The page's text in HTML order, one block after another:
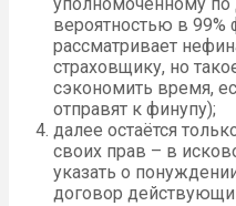
вероятностью в 99%
рассматривает
страховщику, но
сэкономить время,
отправят к финупу);
далее остаётся
своих прав – в
указать о
договор